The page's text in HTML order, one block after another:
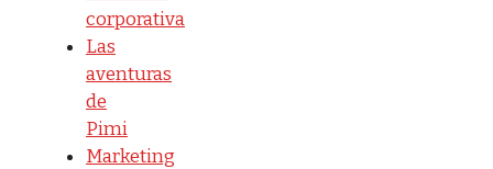
corporativa
Las
aventuras
de
Pimi
Marketing